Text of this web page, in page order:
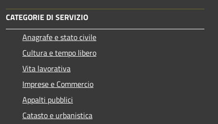
CATEGORIE DI SERVIZIO
Anagrafe e stato civile
Cultura e tempo libero
Vita lavorativa
Imprese e Commercio
Appalti pubblici
Catasto e urbanistica